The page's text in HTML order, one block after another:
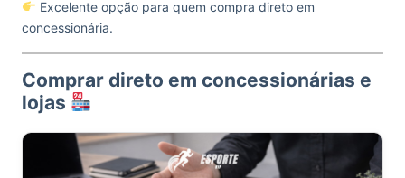
Excelente opção para quem compra direto em
concessionária.
Comprar direto em concessionárias e
lojas